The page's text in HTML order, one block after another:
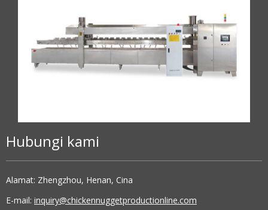
Hubungi kami
Alamat: Zhengzhou, Henan, Cina
E-mail: inquiry@chickennuggetproductionline.com